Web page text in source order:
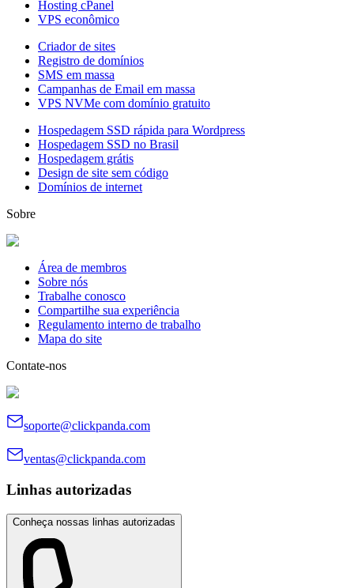
Hosting cPanel
VPS econômico
Criador de sites
Registro de domínios
SMS em massa
Campanhas de Email em massa
VPS NVMe com domínio gratuito
Hospedagem SSD rápida para Wordpress
Hospedagem SSD no Brasil
Hospedagem grátis
Design de site sem código
Domínios de internet
Sobre
Área de membros
Sobre nós
Trabalhe conosco
Compartilhe sua experiência
Regulamento interno de trabalho
Mapa do site
Contate-nos
soporte@clickpanda.com
ventas@clickpanda.com
Linhas autorizadas
Conheça nossas linhas autorizadas